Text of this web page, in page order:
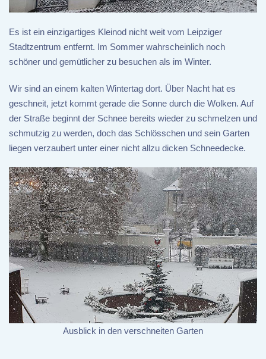
Es ist ein einzigartiges Kleinod nicht weit vom Leipziger
Stadtzentrum entfernt. Im Sommer wahrscheinlich noch
schöner und gemütlicher zu besuchen als im Winter.
Wir sind an einem kalten Wintertag dort. Über Nacht hat es
geschneit, jetzt kommt gerade die Sonne durch die Wolken. Auf
der Straße beginnt der Schnee bereits wieder zu schmelzen und
schmutzig zu werden, doch das Schlösschen und sein Garten
liegen verzaubert unter einer nicht allzu dicken Schneedecke.
Ausblick in den verschneiten Garten